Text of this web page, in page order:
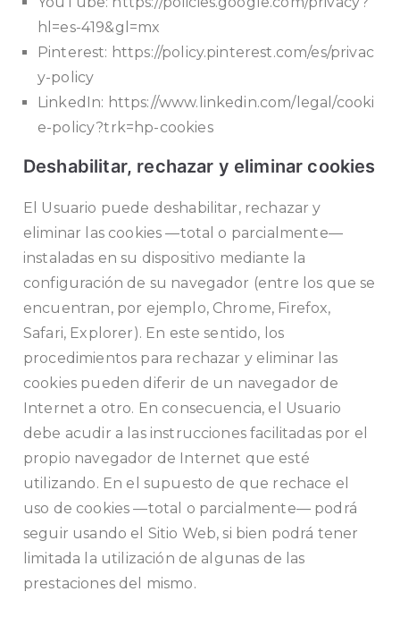
hl=es-419&gl=mx
Pinterest: https://policy.pinterest.com/es/privac
y-policy
LinkedIn: https://www.linkedin.com/legal/cooki
e-policy?trk=hp-cookies
Deshabilitar, rechazar y eliminar cookies
El Usuario puede deshabilitar, rechazar y
eliminar las cookies —total o parcialmente—
instaladas en su dispositivo mediante la
configuración de su navegador (entre los que se
encuentran, por ejemplo, Chrome, Firefox,
Safari, Explorer). En este sentido, los
procedimientos para rechazar y eliminar las
cookies pueden diferir de un navegador de
Internet a otro. En consecuencia, el Usuario
debe acudir a las instrucciones facilitadas por el
propio navegador de Internet que esté
utilizando. En el supuesto de que rechace el
uso de cookies —total o parcialmente— podrá
seguir usando el Sitio Web, si bien podrá tener
limitada la utilización de algunas de las
prestaciones del mismo.